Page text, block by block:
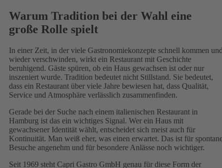
Warum Tradition bei der Wahl eine
große Rolle spielt
In einer Zeit, in der viele Gastronomiekonzepte schnell kommen
wieder verschwinden, wirkt ein Restaurant mit Geschichte
beruhigend. Gäste spüren, ob ein Haus gewachsen ist oder nur
inszeniert wurde. Tradition bedeutet nicht Stillstand. Sie bedeutet,
dass ein Restaurant über viele Jahre bewiesen hat, dass Qualität,
Service und Atmosphäre verlässlich zusammenfinden.
Gerade bei der Suche nach einem italienischen Restaurant in
Hamburg ist das ein wichtiges Signal. Wer ein Haus mit
gewachsener Identität wählt, entscheidet sich meist auch für
Kontinuität. Man weiß eher, was einen erwartet. Das ist für
Besuche angenehm und für besondere Anlässe noch wichtiger.
Seit 1969 steht Capri Gastro GmbH genau für diese Form der